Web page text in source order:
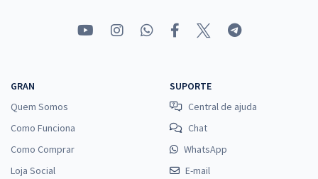
GRAN
Quem Somos
Como Funciona
Como Comprar
Loja Social
SUPORTE
Central de ajuda
Chat
WhatsApp
E-mail